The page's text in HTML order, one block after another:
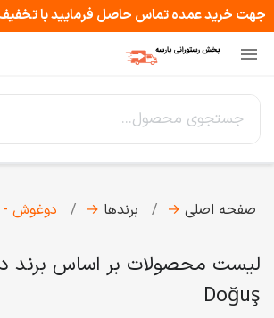
جهت خرید عمده تماس حاصل فرمایید با

صفحه اصلی → برندها → دوغوش - Doğuş
لیست محصولات بر اساس برند
Doğuş